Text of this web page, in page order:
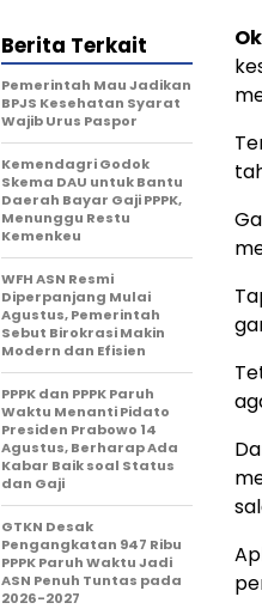
Berita Terkait
Pemerintah Mau Jadikan
BPJS Kesehatan Syarat
Wajib Urus Paspor
Kemendagri Godok
Skema DAU untuk Bantu
Daerah Bayar Gaji PPPK,
Menunggu Restu
Kemenkeu
WFH ASN Resmi
Diperpanjang Mulai
Agustus, Pemerintah
Sebut Birokrasi Makin
Modern dan Efisien
PPPK dan PPPK Paruh
Waktu Menanti Pidato
Presiden Prabowo 14
Agustus, Berharap Ada
Kabar Baik soal Status
dan Gaji
GTKN Desak
Pengangkatan 947 Ribu
PPPK Paruh Waktu Jadi
ASN Penuh Tuntas pada
2026-2027